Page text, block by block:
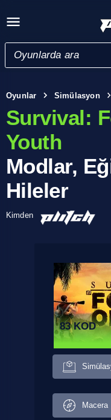
Oyunlar Simülasyon
Survival:
Youth
Modlar,
Hileler
Kimden
83 KOD
Macera